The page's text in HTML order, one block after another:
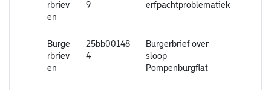
rbriev
en
9
erfpachtproblematiek
Burge
rbriev
en
25bb00148
4
Burgerbrief over
sloop
Pompenburgflat